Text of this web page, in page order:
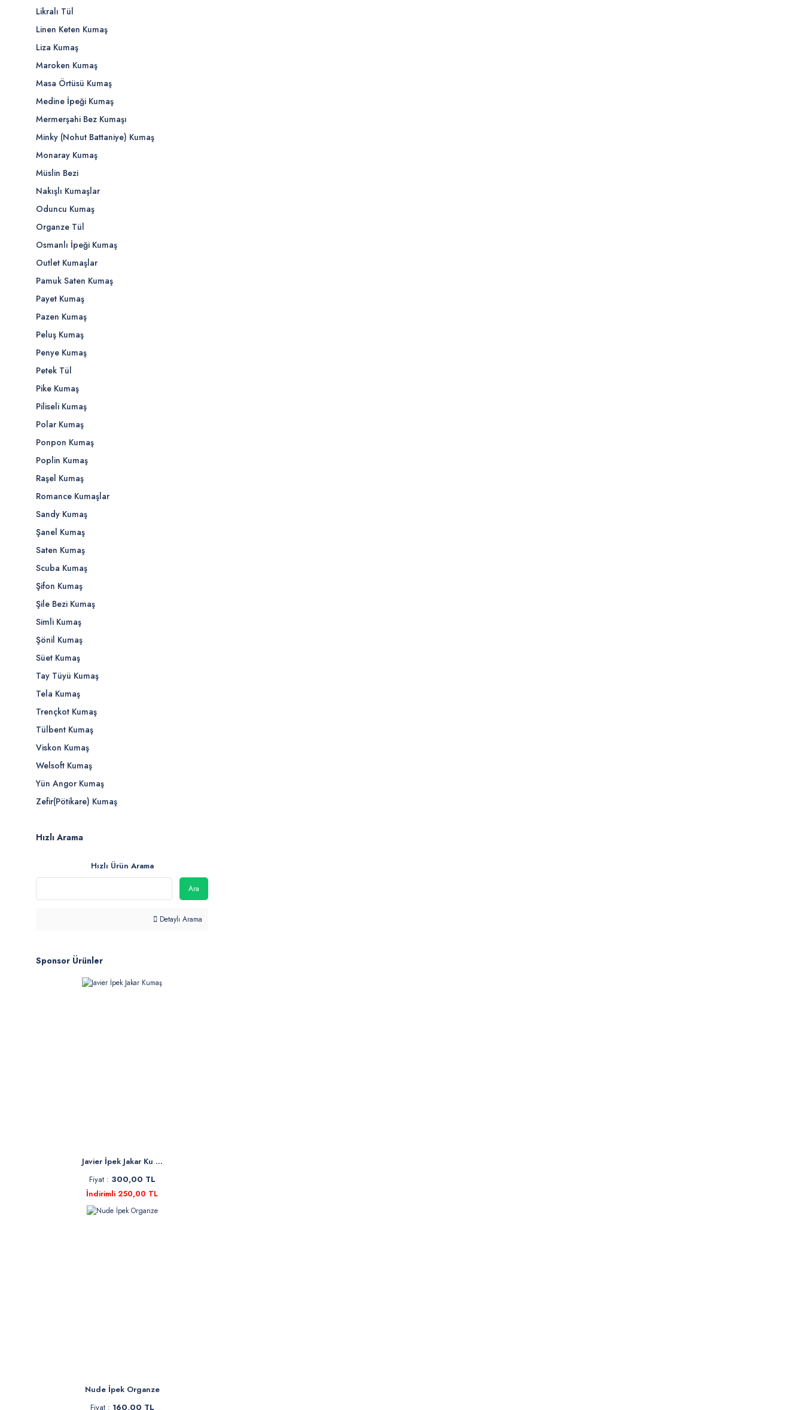
Likralı Tül
Linen Keten Kumaş
Liza Kumaş
Maroken Kumaş
Masa Örtüsü Kumaş
Medine İpeği Kumaş
Mermerşahi Bez Kumaşı
Minky (Nohut Battaniye) Kumaş
Monaray Kumaş
Müslin Bezi
Nakışlı Kumaşlar
Oduncu Kumaş
Organze Tül
Osmanlı İpeği Kumaş
Outlet Kumaşlar
Pamuk Saten Kumaş
Payet Kumaş
Pazen Kumaş
Peluş Kumaş
Penye Kumaş
Petek Tül
Pike Kumaş
Piliseli Kumaş
Polar Kumaş
Ponpon Kumaş
Poplin Kumaş
Raşel Kumaş
Romance Kumaşlar
Sandy Kumaş
Şanel Kumaş
Saten Kumaş
Scuba Kumaş
Şifon Kumaş
Şile Bezi Kumaş
Simli Kumaş
Şönil Kumaş
Süet Kumaş
Tay Tüyü Kumaş
Tela Kumaş
Trençkot Kumaş
Tülbent Kumaş
Viskon Kumaş
Welsoft Kumaş
Yün Angor Kumaş
Zefir(Pötikare) Kumaş
Hızlı Arama
Hızlı Ürün Arama
Ara
Detaylı Arama
Sponsor Ürünler
Javier İpek Jakar Ku ...
Fiyat : 300,00 TL
İndirimli 250,00 TL
Nude İpek Organze
Fiyat : 160,00 TL